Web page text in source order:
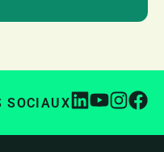
SOCIAUX